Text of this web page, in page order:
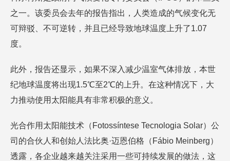
之一。该委员会去年的报告指出，人类造成的气候变化无
可辩驳、不可逆转，并且已经导致地球温度上升了1.07
度。
此外，报告还显示，如果不深入减少温室气体排放，本世
纪地球温度将出现1.5℃至2℃的上升。在这种情况下，大
力推动使用太阳能具有非常积极的意义。
光合作用太阳能技术（Fotossíntese Tecnologia Solar）公
司的合伙人和创始人法比奥·迈恩伯格（Fábio Meinberg）
透露，各企业越来越关注采用一些可持续发展的做法，这